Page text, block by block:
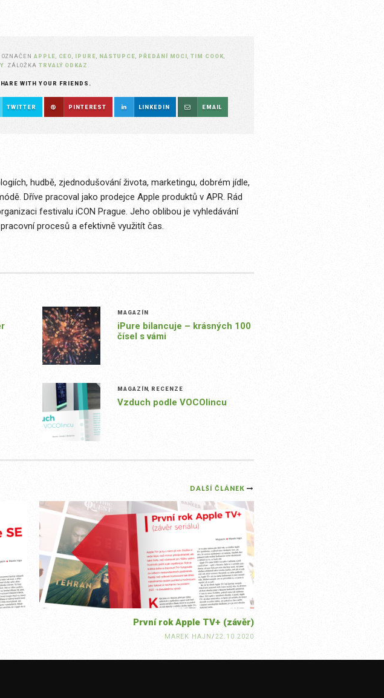
OZNAČEN APPLE CEO IPURE NÁSTUPCE PŘEDÁNÍ MOCI ,TIM COOK
. ZÁLOŽKA TRVALÝ ODKAZ
WITH YOUR FRIENDS.
TWITTER PINTEREST LINKEDIN EMAIL
hudbě, zjednodušování života, marketingu, dobrém jídle,
Dříve pracoval jako prodejce Apple produktů v APR. Rád
festivalu iCON Prague. Jeho oblibou je vyhledávání
procesů a efektivně využitít čas.
MAGAZÍN
iPure bilancuje – krásných 100
čísel s vámi
MAGAZÍN RECENZE
Vzduch podle VOCOlincu
DALŠÍ ČLÁNEK
První rok Apple TV+ (závěr)
MAREK HAJN/22.10.2020